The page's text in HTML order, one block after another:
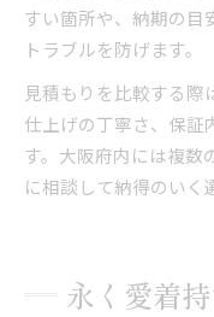
すい箇所や、納期の目
トラブルを防げます。
見積もりを比較する
仕上げの丁寧さ、保証
す。大阪府内には複数
に相談して納得のいく
永く愛着